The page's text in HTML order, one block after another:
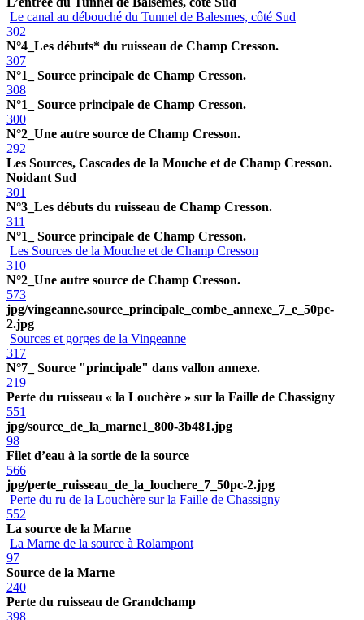
Le canal au débouché du Tunnel de Balesmes, côté Sud
302
N°4_Les débuts* du ruisseau de Champ Cresson.
307
N°1_ Source principale de Champ Cresson.
308
N°1_ Source principale de Champ Cresson.
300
N°2_Une autre source de Champ Cresson.
292
Les Sources, Cascades de la Mouche et de Champ Cresson.
Noidant Sud
301
N°3_Les débuts du ruisseau de Champ Cresson.
311
N°1_ Source principale de Champ Cresson.
Les Sources de la Mouche et de Champ Cresson
310
N°2_Une autre source de Champ Cresson.
573
jpg/vingeanne.source_principale_combe_annexe_7_e_50pc-
2.jpg
Sources et gorges de la Vingeanne
317
N°7_ Source "principale" dans vallon annexe.
219
Perte du ruisseau « la Louchère » sur la Faille de Chassigny
551
jpg/source_de_la_marne1_800-3b481.jpg
98
Filet d’eau à la sortie de la source
566
jpg/perte_ruisseau_de_la_louchere_7_50pc-2.jpg
Perte du ru de la Louchère sur la Faille de Chassigny
552
La source de la Marne
La Marne de la source à Rolampont
97
Source de la Marne
240
Perte du ruisseau de Grandchamp
398